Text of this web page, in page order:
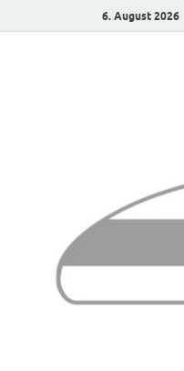
6. August 2026